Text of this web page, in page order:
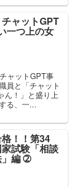
チャットGPT
一つ上の女
ャットGPT事
員と「チャット
ん！」と盛り上
る、一...
！！第34
試験「相談
」編 ➁